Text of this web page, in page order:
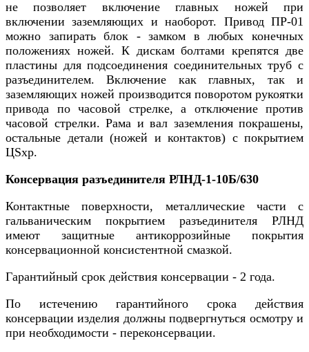
не позволяет включение главных ножей при
включении заземляющих и наоборот. Привод ПР-01
можно запирать блок - замком в любых конечных
положениях ножей. К дискам болтами крепятся две
пластины для подсоединения соединительных труб с
разъединителем. Включение как главных, так и
заземляющих ножей производится поворотом рукоятки
привода по часовой стрелке, а отключение против
часовой стрелки. Рама и вал заземления покрашены,
остальные детали (ножей и контактов) с покрытием
ЦSхр.
Консервация разъединителя РЛНД-1-10Б/630
Контактные поверхности, металлические части с
гальваническим покрытием разъединителя РЛНД
имеют защитные антикоррозийные покрытия
консервационной консистентной смазкой.
Гарантийный срок действия консервации - 2 года.
По истечению гарантийного срока действия
консервации изделия должны подвергнуться осмотру и
при необходимости - переконсервации.